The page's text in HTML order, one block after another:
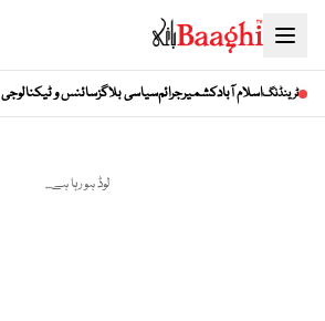
ٹرینڈنگاسلام آبادکشمیرجرائمسیاسی بلاگزسائنس و ٹیکنالوجی
لوڈ ہو رہا ہے...